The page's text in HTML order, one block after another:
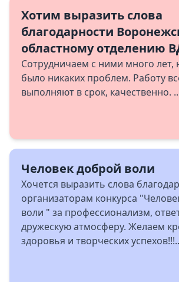
Хотим выразить слова
благодарности
областному отделению
Сотрудничаем с ними много лет,
было никаких проблем. Работу
выполняют в срок, качественно.
Человек доброй воли
Хочется выразить слова
организаторам конкурса
воли " за профессионализм,
дружескую атмосферу. Желаем
здоровья и творческих